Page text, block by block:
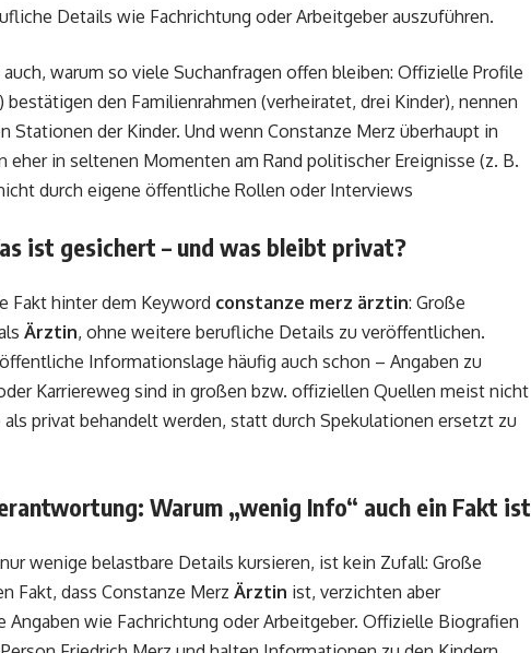
Details wie Fachrichtung oder Arbeitgeber auszuführen.
warum so viele Suchanfragen offen bleiben: Offizielle Profile
den Familienrahmen (verheiratet, drei Kinder), nennen
Stationen der Kinder. Und wenn Constanze Merz überhaupt in
eher in seltenen Momenten am Rand politischer Ereignisse (z. B.
durch eigene öffentliche Rollen oder Interviews
ist gesichert – und was bleibt privat?
Fakt hinter dem Keyword constanze merz ärztin: Große
Ärztin, ohne weitere berufliche Details zu veröffentlichen.
Informationslage häufig auch schon – Angaben zu
Karriereweg sind in großen bzw. offiziellen Quellen meist nicht
privat behandelt werden, statt durch Spekulationen ersetzt zu
Warum „wenig Info“ auch ein Fakt ist
nur wenige belastbare Details kursieren, ist kein Zufall: Große
Fakt, dass Constanze Merz Ärztin ist, verzichten aber
wie Fachrichtung oder Arbeitgeber. Offizielle Biografien